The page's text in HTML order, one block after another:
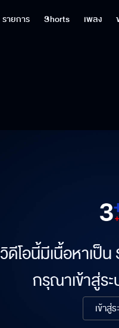
รายการ Shorts เพลง
วิดีโอนี้มีเนื้อหาเป็
กรุณาเข้าสู่ร
เข้าสู่